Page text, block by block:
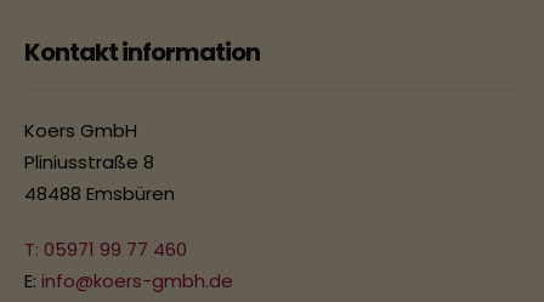
Kontakt information
Koers GmbH
Pliniusstraße 8
48488 Emsbüren
T: 05971 99 77 460
E: info@koers-gmbh.de